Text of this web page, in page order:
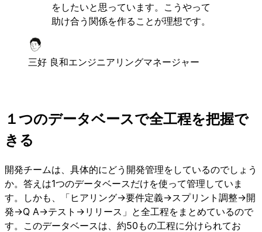
をしたいと思っています。こうやって
助け合う関係を作ることが理想です。
三好 良和エンジニアリングマネージャー
１つのデータベースで全工程を把握で
きる
開発チームは、具体的にどう開発管理をしているのでしょう
か。答えは1つのデータベースだけを使って管理していま
す。しかも、「ヒアリング→要件定義→スプリント調整→開
発→Q A→テスト→リリース」と全工程をまとめているので
す。このデータベースは、約50もの工程に分けられてお